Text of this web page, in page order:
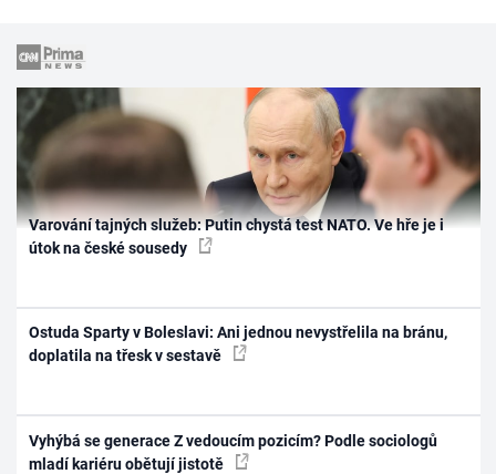
Varování tajných služeb: Putin chystá test NATO. Ve hře je i
útok na české sousedy
Ostuda Sparty v Boleslavi: Ani jednou nevystřelila na bránu,
doplatila na třesk v sestavě
Vyhýbá se generace Z vedoucím pozicím? Podle sociologů
mladí kariéru obětují jistotě